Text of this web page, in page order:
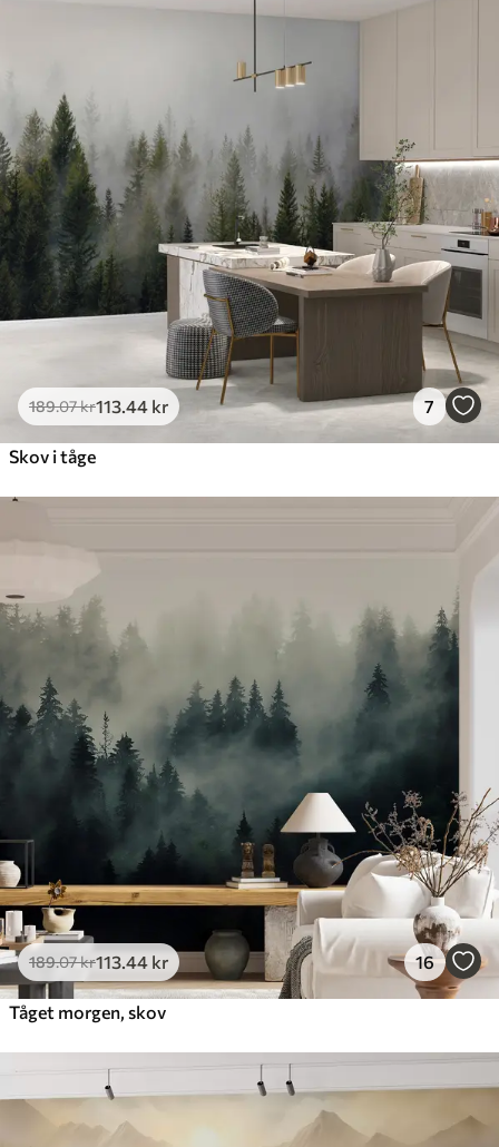
189.07kr113.44 kr 7
Skov i tåge
189.07kr113.44 kr 16
Tåget morgen, skov